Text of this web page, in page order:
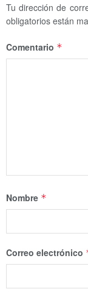
Tu dirección de
obligatorios están
Comentario *
Nombre *
Correo electrónico